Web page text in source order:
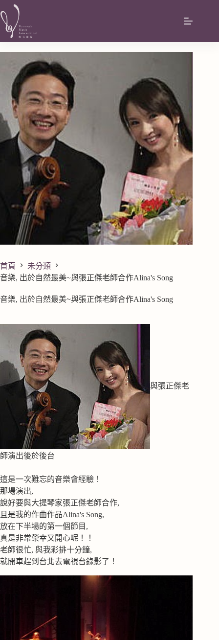
首頁
未分類
音樂, 出於自然最美~與張正傑老師合作Alina's Song
音樂, 出於自然最美~與張正傑老師合作Alina's Song
與張正傑老
師演出後於後台
這是一次難忘的音樂會經驗！
那場演出,
說好要與大提琴家張正傑老師合作,
且是我的作曲作品Alina's Song,
放在下半場的第一個節目,
真是非常榮幸又開心呢！！
老師很忙, 與我彩排十分鐘,
就開車趕到台北去電視台錄影了！